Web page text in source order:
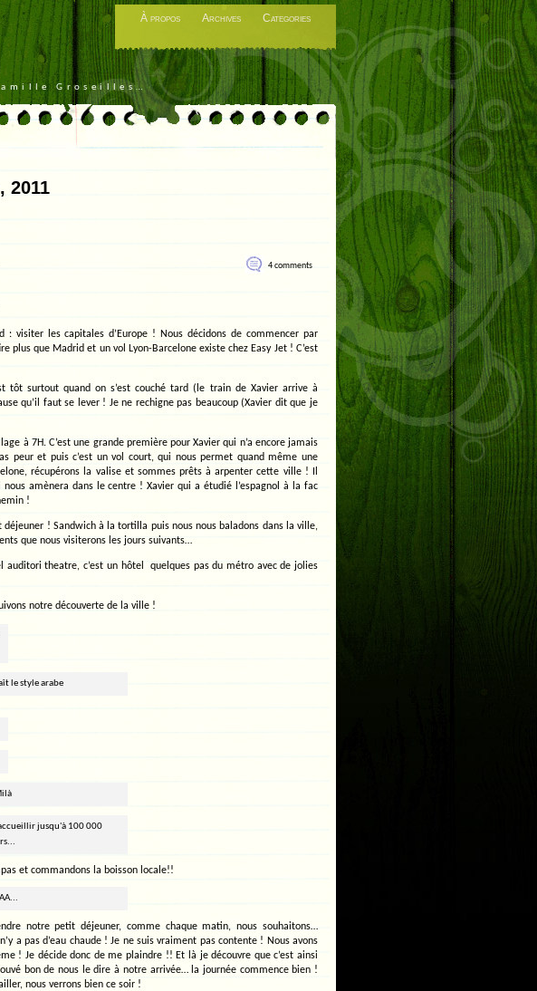
À propos Archives Categories
Groseilles…
2011
4 comments
: visiter les capitales d’Europe ! Nous décidons de commencer par
plus que Madrid et un vol Lyon-Barcelone existe chez Easy Jet ! C’est
tôt surtout quand on s’est couché tard (le train de Xavier arrive à
qu’il faut se lever ! Je ne rechigne pas beaucoup (Xavier dit que je
à 7H. C’est une grande première pour Xavier qui n’a encore jamais
peur et puis c’est un vol court, qui nous permet quand même une
récupérons la valise et sommes prêts à arpenter cette ville ! Il
amènera dans le centre ! Xavier qui a étudié l’espagnol à la fac
!
! Sandwich à la tortilla puis nous nous baladons dans la ville,
que nous visiterons les jours suivants…
auditori theatre, c’est un hôtel quelques pas du métro avec de jolies
notre découverte de la ville !
le style arabe
jusqu'à 100 000
et commandons la boisson locale!!
notre petit déjeuner, comme chaque matin, nous souhaitons…
a pas d’eau chaude ! Je ne suis vraiment pas contente ! Nous avons
! Je décide donc de me plaindre !! Et là je découvre que c’est ainsi
bon de nous le dire à notre arrivée… la journée commence bien !
nous verrons bien ce soir !